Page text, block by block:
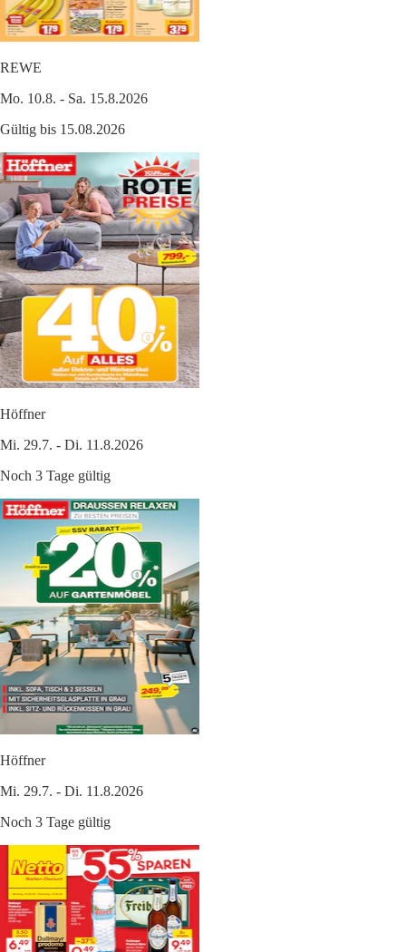
REWE
Mo. 10.8. - Sa. 15.8.2026
Gültig bis 15.08.2026
Höffner
Mi. 29.7. - Di. 11.8.2026
Noch 3 Tage gültig
Höffner
Mi. 29.7. - Di. 11.8.2026
Noch 3 Tage gültig